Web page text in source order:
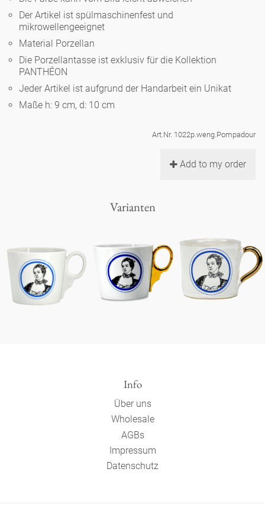
Porzellan
Ozean
klassische Musiker
zeitgenössische Musiker
Espressotassen 'Glam'
Runde Teller - weiß
Ovale Teller - weiß
Runde Teller 'de Luxe'
Tiefe Teller - weiß
Ovale Teller 'de Luxe'
Lange Teller 'de Luxe'
Noël
Teekanne
Vasen 'de Luxe'
Fressnapf
Goldener Käfig
Korb 'de Luxe'
Schalen 'de Luxe'
Hände und Füße
Bad
Schnickschnack
Räucherstäbchenhalter
Unpraktisch
Spielen
Dies & Das
Buchstaben
Besteck
Schachspiel Alice
Porzellanfiguren
Alices Schachspiel 'de Luxe'
noch mehr Figuren
Berliner Duft
Der Artikel ist spülmaschinenfest und
mikrowellengeeignet
Material Porzellan
Die Porzellantasse ist exklusiv für die Kollektion
PANTHÉON
Jeder Artikel ist aufgrund der Handarbeit ein Unikat
Maße h: 9 cm, d: 10 cm
Art.Nr. 1022p.weng.Pompadour
Add to my order
Varianten
Info
Über uns
Wholesale
AGBs
Impressum
Datenschutz